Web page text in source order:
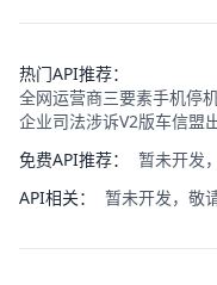
热门API推荐：
全网运营商三要素手机停
企业司法涉诉V2版车信盟
免费API推荐：
暂未开发
API相关：
暂未开发，敬